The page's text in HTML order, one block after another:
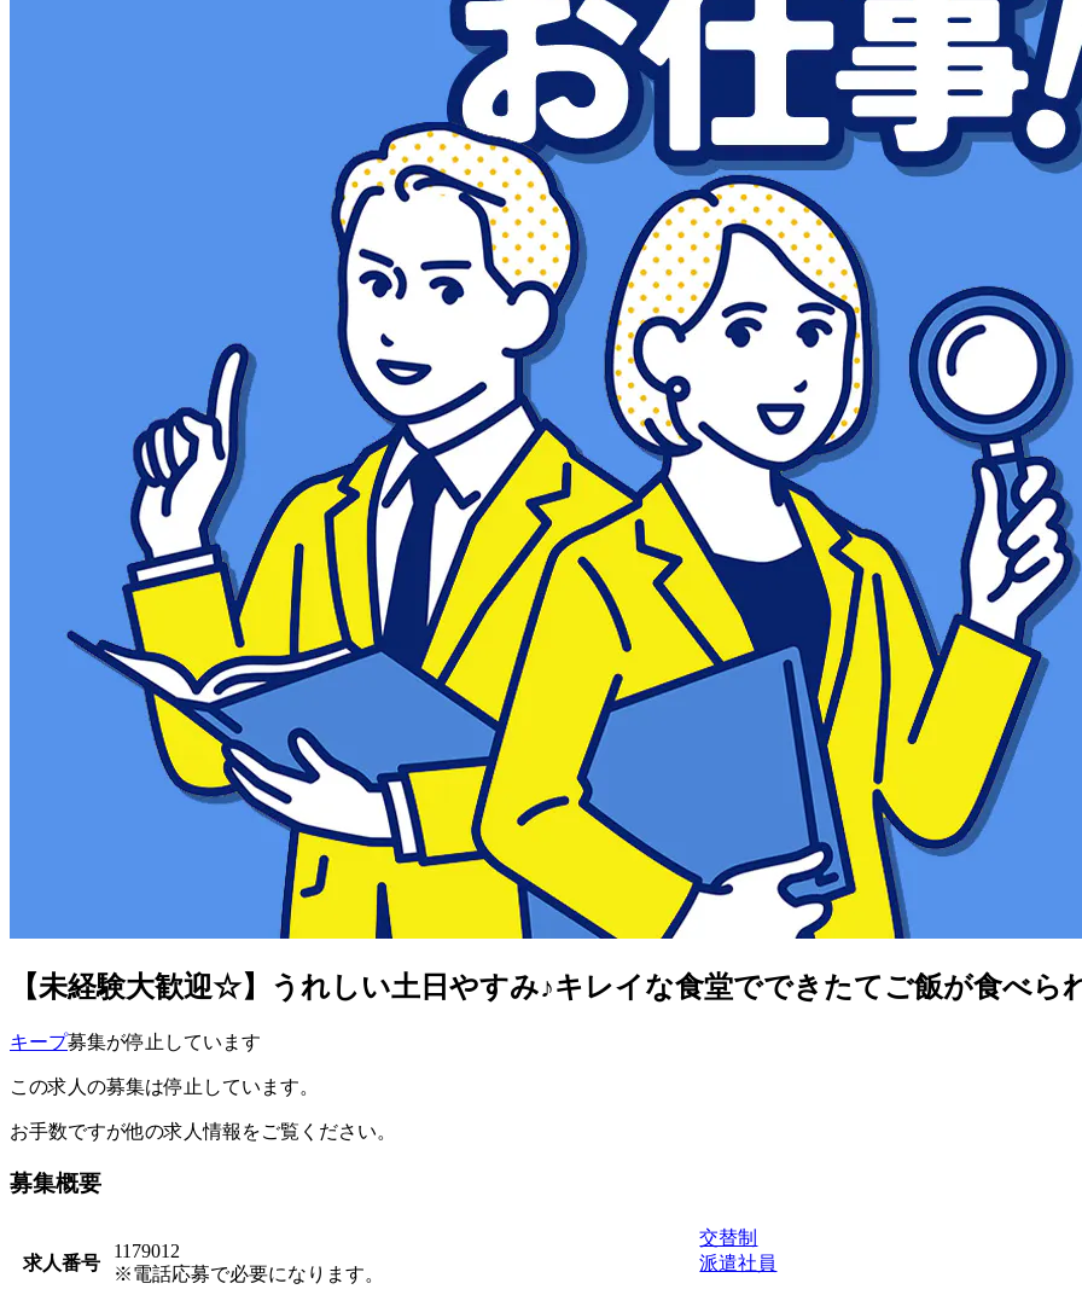
【未経験大歓迎☆】うれしい土日やすみ♪キレイな食堂でできたてご飯が食べ
キープ募集が停止しています
この求人の募集は停止しています。
お手数ですが他の求人情報をご覧ください。
募集概要
求人番号
1179012
※電話応募で必要になります。
交替制
派遣社員